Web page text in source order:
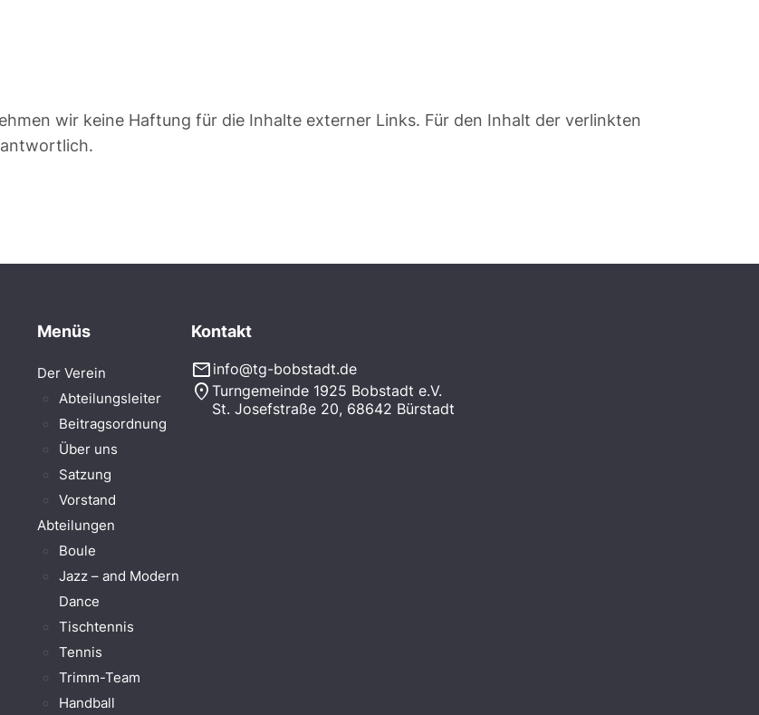
wir keine Haftung für die Inhalte externer Links. Für den Inhalt der verlinkten
Menüs
Der Verein
Abteilungsleiter
Beitragsordnung
Über uns
Satzung
Vorstand
Abteilungen
Boule
Jazz – and Modern
Dance
Tischtennis
Tennis
Trimm-Team
Handball
Kontakt
mail info@tg-bobstadt.de
location_on Turngemeinde 1925 Bobstadt e.V.
St. Josefstraße 20, 68642 Bürstadt